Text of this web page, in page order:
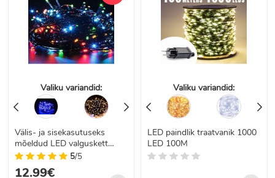
Valiku variandid:
Välis- ja sisekasutuseks
mõeldud LED valguskett
FLASH 200, 16m
5/5
12.99€
Valiku variandid:
LED paindlik traatvanik 1000
LED 100M